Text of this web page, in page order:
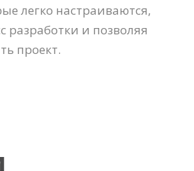
легко настраиваются,
разработки и позволяя
проект.